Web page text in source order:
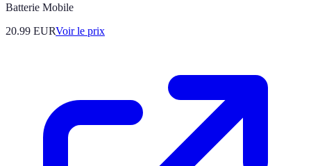
Batterie Mobile
20.99 EURVoir le prix